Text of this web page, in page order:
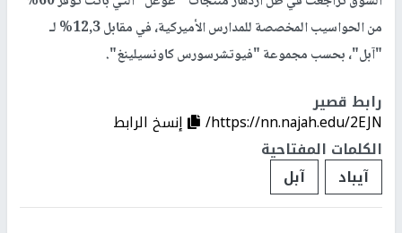
من الحواسيب المخصصة للمدارس الأميركية، في مقابل 12,3% لـ
"آبل"، بحسب مجموعة "فيوتشرسورس كاونسيلينغ".
رابط قصير
https://nn.najah.edu/2EJN/
إنسخ الرابط
الكلمات المفتاحية
آيباد
آبل